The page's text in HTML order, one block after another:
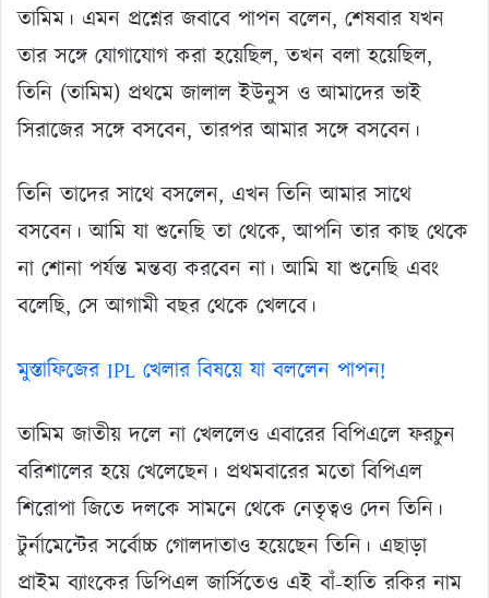
তামিম। এমন প্রশ্নের জবাবে পাপন বলেন, শেষবার যখন
তার সঙ্গে যোগাযোগ করা হয়েছিল, তখন বলা হয়েছিল,
তিনি (তামিম) প্রথমে জালাল ইউনুস ও আমাদের ভাই
সিরাজের সঙ্গে বসবেন, তারপর আমার সঙ্গে বসবেন।
তিনি তাদের সাথে বসলেন, এখন তিনি আমার সাথে
বসবেন। আমি যা শুনেছি তা থেকে, আপনি তার কাছ থেকে
না শোনা পর্যন্ত মন্তব্য করবেন না। আমি যা শুনেছি এবং
বলেছি, সে আগামী বছর থেকে খেলবে।
মুস্তাফিজের IPL খেলার বিষয়ে যা বললেন পাপন!
তামিম জাতীয় দলে না খেললেও এবারের বিপিএলে ফরচুন
বরিশালের হয়ে খেলেছেন। প্রথমবারের মতো বিপিএল
শিরোপা জিতে দলকে সামনে থেকে নেতৃত্বও দেন তিনি।
টুর্নামেন্টের সর্বোচ্চ গোলদাতাও হয়েছেন তিনি। এছাড়া
প্রাইম ব্যাংকের ডিপিএল জার্সিতেও এই বাঁ-হাতি রকির নাম